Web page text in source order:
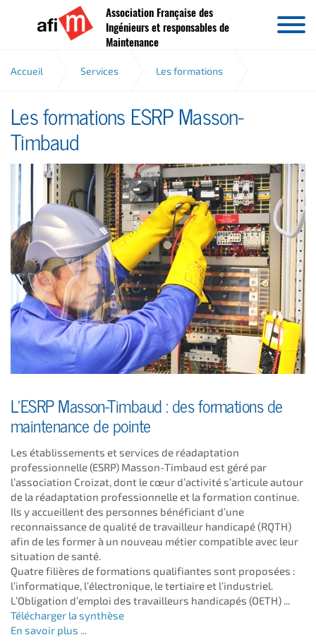
Aller au contenu
Association Française des
Ingénieurs et responsables de
Maintenance
Accueil Services Les formations
Les formations ESRP Masson-Timbaud
Les formations ESRP Masson-
Timbaud
L’ESRP Masson-Timbaud : des formations de
maintenance de pointe
Les établissements et services de réadaptation
professionnelle (ESRP) Masson-Timbaud est géré par
l’association Croizat, dont le cœur d’activité s’articule autour
de la réadaptation professionnelle et la formation continue.
Ils y accueillent des personnes bénéficiant d’une
reconnaissance de qualité de travailleur handicapé (RQTH)
afin de les former à un nouveau métier compatible avec leur
situation de santé.
Quatre filières de formations qualifiantes sont proposées :
l’informatique, l’électronique, le tertiaire et l’industriel.
L’Obligation d’emploi des travailleurs handicapés (OETH) ...
Télécharger la synthèse
En savoir plus ...